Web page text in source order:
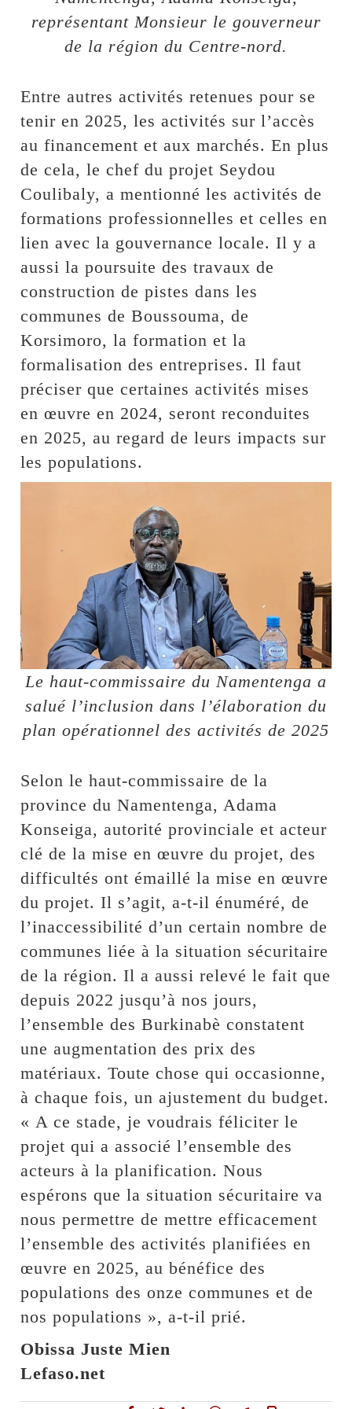
représentant Monsieur le gouverneur
de la région du Centre-nord.
Entre autres activités retenues pour se
tenir en 2025, les activités sur l’accès
au financement et aux marchés. En plus
de cela, le chef du projet Seydou
Coulibaly, a mentionné les activités de
formations professionnelles et celles en
lien avec la gouvernance locale. Il y a
aussi la poursuite des travaux de
construction de pistes dans les
communes de Boussouma, de
Korsimoro, la formation et la
formalisation des entreprises. Il faut
préciser que certaines activités mises
en œuvre en 2024, seront reconduites
en 2025, au regard de leurs impacts sur
les populations.
Le haut-commissaire du Namentenga a
salué l’inclusion dans l’élaboration du
plan opérationnel des activités de 2025
Selon le haut-commissaire de la
province du Namentenga, Adama
Konseiga, autorité provinciale et acteur
clé de la mise en œuvre du projet, des
difficultés ont émaillé la mise en œuvre
du projet. Il s’agit, a-t-il énuméré, de
l’inaccessibilité d’un certain nombre de
communes liée à la situation sécuritaire
de la région. Il a aussi relevé le fait que
depuis 2022 jusqu’à nos jours,
l’ensemble des Burkinabè constatent
une augmentation des prix des
matériaux. Toute chose qui occasionne,
à chaque fois, un ajustement du budget.
« A ce stade, je voudrais féliciter le
projet qui a associé l’ensemble des
acteurs à la planification. Nous
espérons que la situation sécuritaire va
nous permettre de mettre efficacement
l’ensemble des activités planifiées en
œuvre en 2025, au bénéfice des
populations des onze communes et de
nos populations », a-t-il prié.
Obissa Juste Mien
Lefaso.net